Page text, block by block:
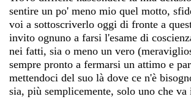
sentire un po' meno mio quel motto,
voi a sottoscriverlo oggi di fronte a
invito ognuno a farsi l'esame di
nei fatti, sia o meno un vero
sempre pronto a fermarsi un attimo e
mettendoci del suo là dove ce n'è
sia, più semplicemente, solo uno che va